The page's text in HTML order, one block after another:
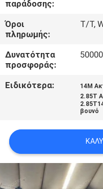
ΈΛΕΓΧΟΣ
ΠΟΙΌΤΗΤΑΣ
ΕΙΔΉΣΕΙΣ
CONTACT
US
παράδοσης:
Όροι
πληρωμής:
T/T,
Δυνατότητα
προσφοράς:
Ειδικότερα: 14M
2.85Τ
βουνό